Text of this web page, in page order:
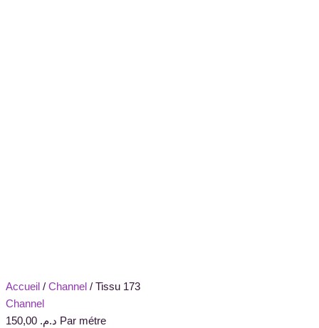
Accueil / Channel / Tissu 173
Channel
د.م. 150,00 Par métre